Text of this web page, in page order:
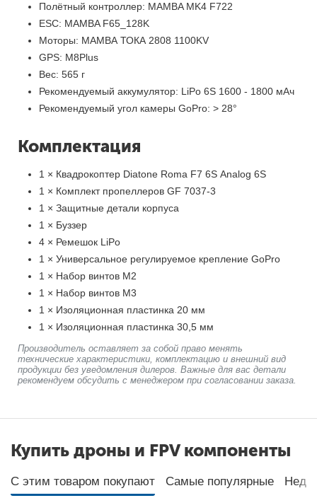
Полётный контроллер: MAMBA MK4 F722
ESC: MAMBA F65_128K
Моторы: MAMBA ТОКА 2808 1100KV
GPS: M8Plus
Вес: 565 г
Рекомендуемый аккумулятор: LiPo 6S 1600 - 1800 мАч
Рекомендуемый угол камеры GoPro: > 28°
Комплектация
1 × Квадрокоптер Diatone Roma F7 6S Analog 6S
1 × Комплект пропеллеров GF 7037-3
1 × Защитные детали корпуса
1 × Буззер
4 × Ремешок LiPo
1 × Универсальное регулируемое крепление GoPro
1 × Набор винтов M2
1 × Набор винтов M3
1 × Изоляционная пластинка 20 мм
1 × Изоляционная пластинка 30,5 мм
Производитель оставляет за собой право менять
технические характеристики, комплектацию и внешний вид
продукции без уведомления дилеров. Важные для вас детали
рекомендуем обсудить с менеджером при согласовании заказа.
Купить дроны и FPV компоненты
С этим товаром покупают Самые популярные